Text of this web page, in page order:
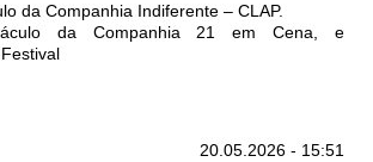
da Companhia Indiferente – CLAP.
da Companhia 21 em Cena, e
20.05.2026 - 15:51